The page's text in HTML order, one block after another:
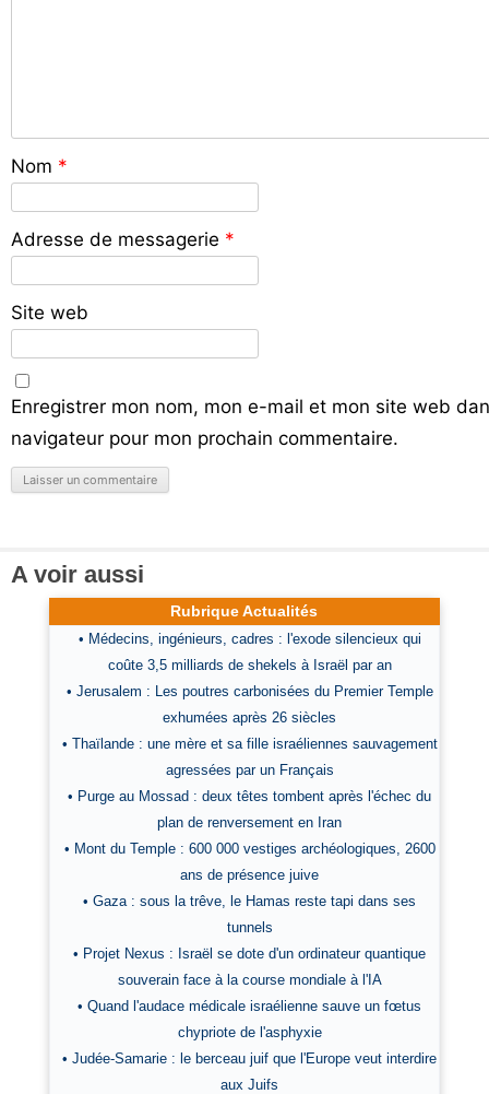
Nom *
Adresse de messagerie *
Site web
Enregistrer mon nom, mon e-mail et mon site web
navigateur pour mon prochain commentaire.
A voir aussi
Rubrique Actualités
• Médecins, ingénieurs, cadres : l'exode silencieux qui
coûte 3,5 milliards de shekels à Israël par an
• Jerusalem : Les poutres carbonisées du Premier Temple
exhumées après 26 siècles
• Thaïlande : une mère et sa fille israéliennes sauvagement
agressées par un Français
• Purge au Mossad : deux têtes tombent après l'échec du
plan de renversement en Iran
• Mont du Temple : 600 000 vestiges archéologiques, 2600
ans de présence juive
• Gaza : sous la trêve, le Hamas reste tapi dans ses
tunnels
• Projet Nexus : Israël se dote d'un ordinateur quantique
souverain face à la course mondiale à l'IA
• Quand l'audace médicale israélienne sauve un fœtus
chypriote de l'asphyxie
• Judée-Samarie : le berceau juif que l'Europe veut interdire
aux Juifs